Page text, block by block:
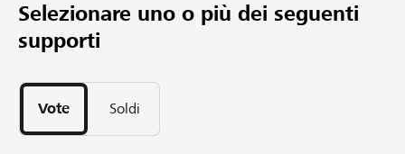
damit der Landwirt mähen kann.
Anschliessend werden sie an einem sicheren Ort
platziert, damit das Muttertier ihre Kitze abholen und
Mähtod zu bewahren mit Hilfe von Wärmebild -
Multikoptern, welche sich als effizienteste Variante
2
Progetti
Sostegni
Selezionare uno o più dei seguenti
supporti
Vote Soldi